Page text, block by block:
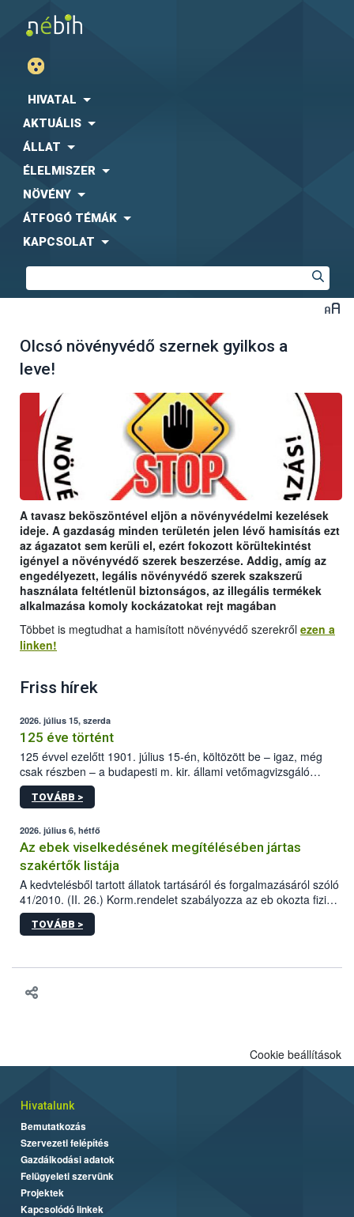
HIVATAL
AKTUÁLIS
ÁLLAT
ÉLELMISZER
NÖVÉNY
ÁTFOGÓ TÉMÁK
KAPCSOLAT
Olcsó növényvédő szernek gyilkos a
leve!
A tavasz beköszöntével eljön a növényvédelmi kezelések
ideje. A gazdaság minden területén jelen lévő hamisítás ezt
az ágazatot sem kerüli el, ezért fokozott körültekintést
igényel a növényvédő szerek beszerzése. Addig, amíg az
engedélyezett, legális növényvédő szerek szakszerű
használata feltétlenül biztonságos, az illegális termékek
alkalmazása komoly kockázatokat rejt magában
Többet is megtudhat a hamisított növényvédő szerekről ezen a
linken!
Friss hírek
2026. július 15, szerda
125 éve történt
125 évvel ezelőtt 1901. július 15-én, költözött be – igaz, még
csak részben – a budapesti m. kir. állami vetőmagvizsgáló
állomás a Kis Rókus utca 15. szám alatti, Czigler Győző által
tervezett új épületébe.
TOVÁBB >
2026. július 6, hétfő
Az ebek viselkedésének megítélésében jártas
szakértők listája
A kedvtelésből tartott állatok tartásáról és forgalmazásáról szóló
41/2010. (II. 26.) Korm.rendelet szabályozza az eb okozta fizikai
sérülés, illetve ennek veszélye keletkezésekor felmerülő
hatósági feladatokat, valamint a veszélyes eb tartását és annak
TOVÁBB >
Cookie beállítások
Hivatalunk
Bemutatkozás
Szervezeti felépítés
Gazdálkodási adatok
Felügyeleti szervünk
Projektek
Kapcsolódó linkek